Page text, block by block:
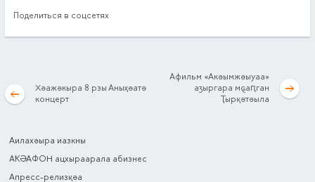
Поделиться в соцсетях
Хәажәкыра 8 рзы Аныҳәатә
концерт
Афильм «Акәымжәыуаа»
аӡыргара мҩаԥган
Ҭырқәтәыла
Аилахәыра иазкны
АҞӘАФОН ацхыраарала абизнес
Апресс-релизқәа